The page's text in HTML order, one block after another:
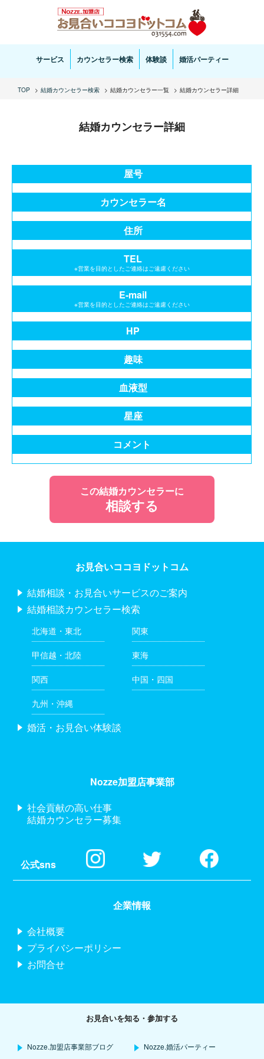
お見合い・結婚相談ならお見合いココヨドットコムへ。専任の結婚カウンセラーがサポートいた
します。
サービス カウンセラー検索 体験談 婚活パーティー
TOP 結婚カウンセラー検索 結婚カウンセラー一覧 結婚カウンセラー詳細
結婚カウンセラー詳細
屋号
カウンセラー名
住所
TEL
※営業を目的としたご連絡はご遠慮ください
E-mail
※営業を目的としたご連絡はご遠慮ください
HP
趣味
血液型
星座
コメント
この結婚カウンセラーに
相談する
お見合いココヨドットコム
結婚相談・お見合いサービスのご案内
結婚相談カウンセラー検索
北海道・東北 関東
甲信越・北陸 東海
関西 中国・四国
九州・沖縄
婚活・お見合い体験談
Nozze加盟店事業部
社会貢献の高い仕事
結婚カウンセラー募集
公式sns
企業情報
会社概要
プライバシーポリシー
お問合せ
お見合いを知る・参加する
Nozze.加盟店事業部ブログ Nozze.婚活パーティー